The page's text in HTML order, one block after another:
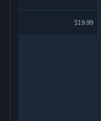
$19.99